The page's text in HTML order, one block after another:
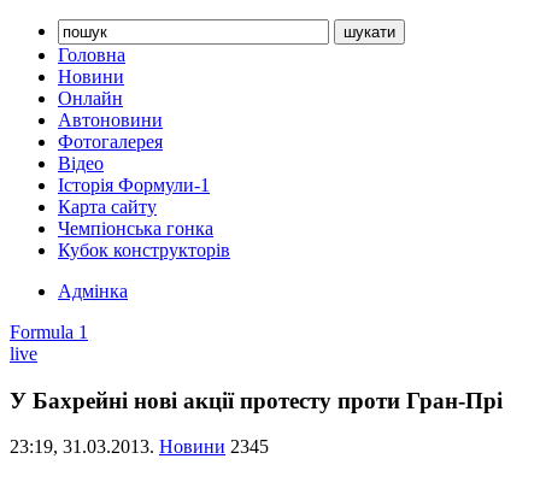
Головна
Новини
Онлайн
Автоновини
Фотогалерея
Відео
Історія Формули-1
Карта сайту
Чемпіонська гонка
Кубок конструкторів
Адмінка
Formula 1
live
У Бахрейні нові акції протесту проти Гран-Прі
23:19, 31.03.2013. Новини 2345